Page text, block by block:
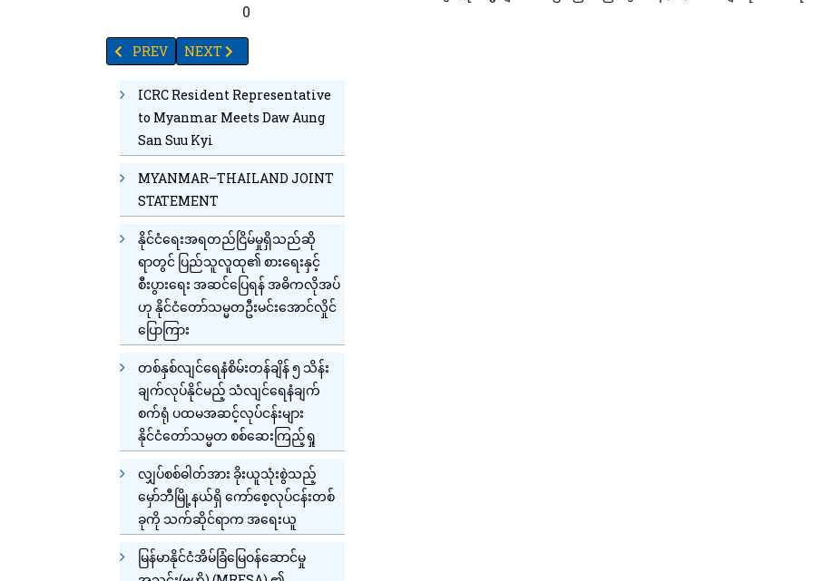
0
PREVIOUS ARTICLE: အမေရိကန်အိုကလာဟိုးမား ဆေးရုံတစ်ရုံကို သေနတ်သမားတစ်ဦး ဝင်ရောက်ပစ်ခတ်ရာ လူ(၄)ဦးသေဆုံး
PREV NEXT ARTICLE: မလေးရှားက ကြက်တင်ပို့မှု ပိတ်လိုက်သဖြင့် စင်္ကာပူ ကြက်ဆီထမင်း ဈေးတွေ ခုန်တက်လာမှာ စိတ်ပူနေ
NEXT
ICRC Resident Representative
to Myanmar Meets Daw Aung
San Suu Kyi
MYANMAR–THAILAND JOINT
STATEMENT
နိုင်ငံရေးအရတည်ငြိမ်မှုရှိသည်ဆို
ရာတွင် ပြည်သူလူထု၏ စားရေးနှင့်
စီးပွားရေး အဆင်ပြေရန် အဓိကလိုအပ်
ဟု နိုင်ငံတော်သမ္မတဦးမင်းအောင်လှိုင်
ပြောကြား
တစ်နှစ်လျင်ရေနံစိမ်းတန်ချိန် ၅ သိန်း
ချက်လုပ်နိုင်မည့် သံလျင်ရေနံချက်
စက်ရုံ ပထမအဆင့်လုပ်ငန်းများ
နိုင်ငံတော်သမ္မတ စစ်ဆေးကြည့်ရှု
လျှပ်စစ်ဓါတ်အား ခိုးယူသုံးစွဲသည့်
မှော်ဘီမြို့နယ်ရှိ ကော်စေ့လုပ်ငန်းတစ်
ခုကို သက်ဆိုင်ရာက အရေးယူ
မြန်မာနိုင်ငံအိမ်ခြံမြေဝန်ဆောင်မှု